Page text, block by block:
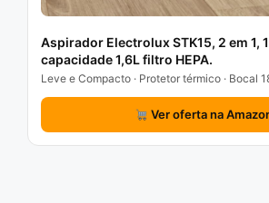
Aspirador Electrolux STK15, 2 em 1,
capacidade 1,6L filtro HEPA.
Leve e Compacto · Protetor térmico · Bocal
Ver oferta na